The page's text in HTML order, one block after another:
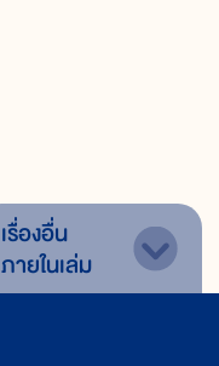
เรื่องอื่น
ภายในเล่ม